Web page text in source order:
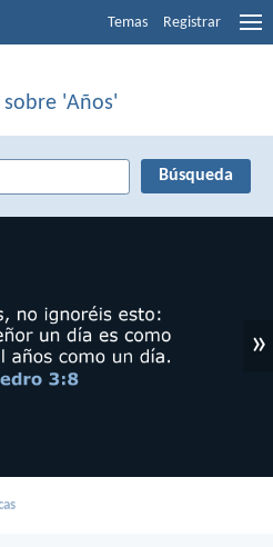
Temas Registrar
'Años'
»